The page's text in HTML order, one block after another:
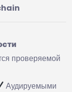
проверяемой
Аудируемыми